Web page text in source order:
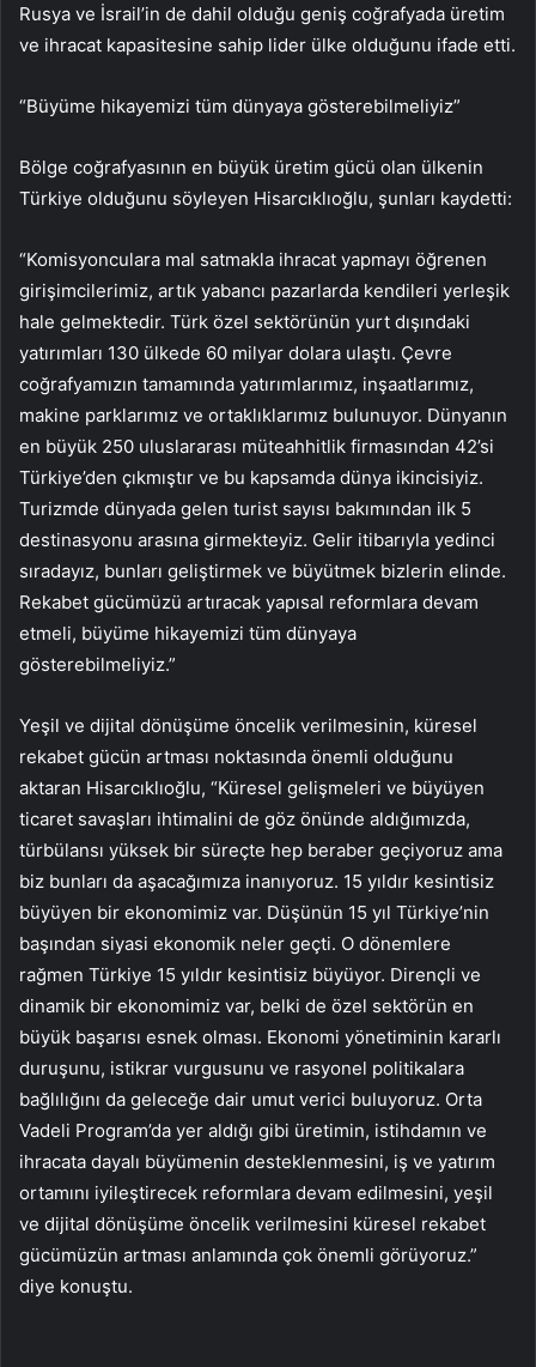
Rusya ve İsrail’in de dahil olduğu geniş coğrafyada üretim
ve ihracat kapasitesine sahip lider ülke olduğunu ifade etti.
“Büyüme hikayemizi tüm dünyaya gösterebilmeliyiz”
Bölge coğrafyasının en büyük üretim gücü olan ülkenin
Türkiye olduğunu söyleyen Hisarcıklıoğlu, şunları kaydetti:
“Komisyonculara mal satmakla ihracat yapmayı öğrenen
girişimcilerimiz, artık yabancı pazarlarda kendileri yerleşik
hale gelmektedir. Türk özel sektörünün yurt dışındaki
yatırımları 130 ülkede 60 milyar dolara ulaştı. Çevre
coğrafyamızın tamamında yatırımlarımız, inşaatlarımız,
makine parklarımız ve ortaklıklarımız bulunuyor. Dünyanın
en büyük 250 uluslararası müteahhitlik firmasından 42’si
Türkiye’den çıkmıştır ve bu kapsamda dünya ikincisiyiz.
Turizmde dünyada gelen turist sayısı bakımından ilk 5
destinasyonu arasına girmekteyiz. Gelir itibarıyla yedinci
sıradayız, bunları geliştirmek ve büyütmek bizlerin elinde.
Rekabet gücümüzü artıracak yapısal reformlara devam
etmeli, büyüme hikayemizi tüm dünyaya
gösterebilmeliyiz.”
Yeşil ve dijital dönüşüme öncelik verilmesinin, küresel
rekabet gücün artması noktasında önemli olduğunu
aktaran Hisarcıklıoğlu, “Küresel gelişmeleri ve büyüyen
ticaret savaşları ihtimalini de göz önünde aldığımızda,
türbülansı yüksek bir süreçte hep beraber geçiyoruz ama
biz bunları da aşacağımıza inanıyoruz. 15 yıldır kesintisiz
büyüyen bir ekonomimiz var. Düşünün 15 yıl Türkiye’nin
başından siyasi ekonomik neler geçti. O dönemlere
rağmen Türkiye 15 yıldır kesintisiz büyüyor. Dirençli ve
dinamik bir ekonomimiz var, belki de özel sektörün en
büyük başarısı esnek olması. Ekonomi yönetiminin kararlı
duruşunu, istikrar vurgusunu ve rasyonel politikalara
bağlılığını da geleceğe dair umut verici buluyoruz. Orta
Vadeli Program’da yer aldığı gibi üretimin, istihdamın ve
ihracata dayalı büyümenin desteklenmesini, iş ve yatırım
ortamını iyileştirecek reformlara devam edilmesini, yeşil
ve dijital dönüşüme öncelik verilmesini küresel rekabet
gücümüzün artması anlamında çok önemli görüyoruz.”
diye konuştu.